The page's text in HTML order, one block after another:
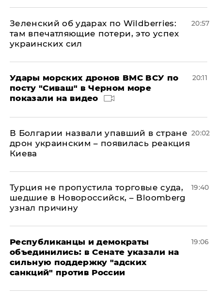
Зеленский об ударах по Wildberries:
там впечатляющие потери, это успех
украинских сил
20:57
Удары морских дронов ВМС ВСУ по
посту "Сиваш" в Черном море
показали на видео
20:11
В Болгарии назвали упавший в стране
дрон украинским – появилась реакция
Киева
20:02
Турция не пропустила торговые суда,
шедшие в Новороссийск, – Bloomberg
узнал причину
19:40
Республиканцы и демократы
объединились: в Сенате указали на
сильную поддержку "адских
санкций" против России
19:06